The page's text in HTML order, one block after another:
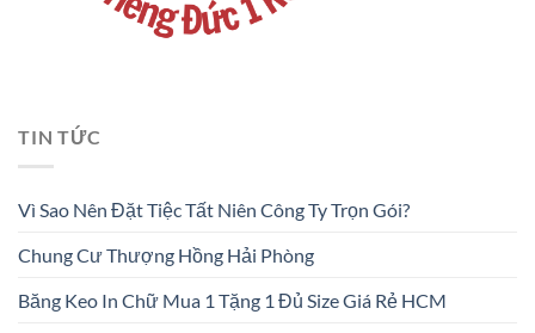
TIN TỨC
Vì Sao Nên Đặt Tiệc Tất Niên Công Ty Trọn Gói?
Chung Cư Thượng Hồng Hải Phòng
Băng Keo In Chữ Mua 1 Tặng 1 Đủ Size Giá Rẻ HCM